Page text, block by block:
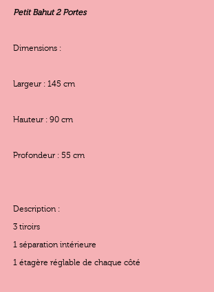
Petit Bahut 2 Portes
Dimensions :
Largeur : 145 cm
Hauteur : 90 cm
Profondeur : 55 cm
Description :
3 tiroirs
1 séparation intérieure
1 étagère réglable de chaque côté